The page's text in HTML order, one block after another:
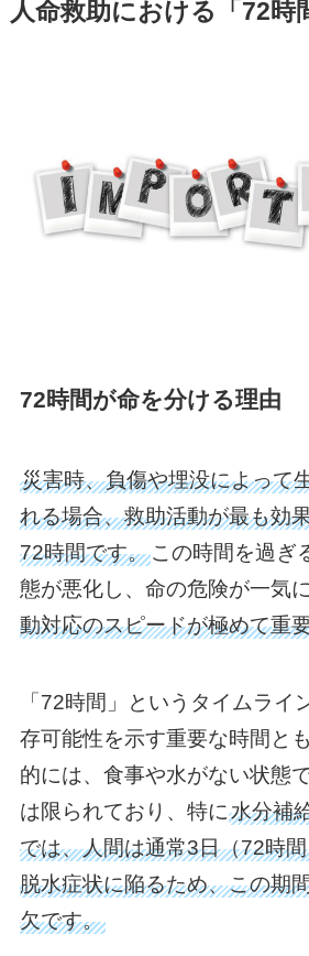
人命救助における「72時
72時間が命を分ける理由
災害時、負傷や埋没によって
れる場合、救助活動が最も効
72時間です。この時間を過ぎ
態が悪化し、命の危険が一気
動対応のスピードが極めて重
「72時間」というタイムライ
存可能性を示す重要な時間と
的には、食事や水がない状態
は限られており、特に水分補
では、人間は通常3日（72時
脱水症状に陥るため、この期
欠です。